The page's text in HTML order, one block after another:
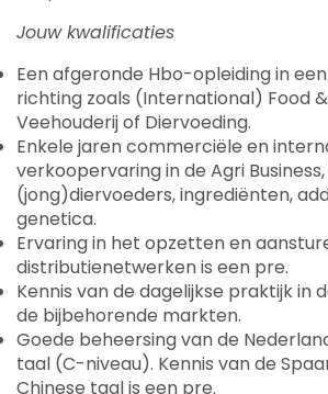
Jouw kwalificaties
Een afgeronde Hbo-opleiding in
richting zoals (International) Food &
Veehouderij of Diervoeding.
Enkele jaren commerciële en
verkoopervaring in de Agri
(jong)diervoeders, ingrediënten,
genetica.
Ervaring in het opzetten en
distributienetwerken is een pre.
Kennis van de dagelijkse praktijk in
de bijbehorende markten.
Goede beheersing van de
taal (C-niveau). Kennis van de
Chinese taal is een pre.